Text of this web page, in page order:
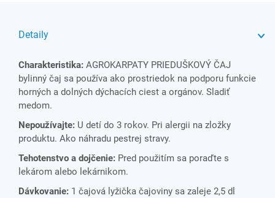
Detaily
Charakteristika: AGROKARPATY PRIEDUŠKOVÝ ČAJ
bylinný čaj sa používa ako prostriedok na podporu funkcie
horných a dolných dýchacích ciest a orgánov. Sladiť
medom.
Nepoužívajte: U detí do 3 rokov. Pri alergii na zložky
produktu. Ako náhradu pestrej stravy.
Tehotenstvo a dojčenie: Pred použitím sa poraďte s
lekárom alebo lekárnikom.
Dávkovanie: 1 čajová lyžička čajoviny sa zaleje 2,5 dl